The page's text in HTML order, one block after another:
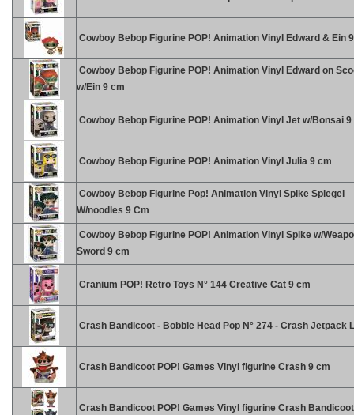
Cowboy Bebop Figurine POP! Animation Vinyl Edward & Ein
Cowboy Bebop Figurine POP! Animation Vinyl Edward on
w/Ein 9 cm
Cowboy Bebop Figurine POP! Animation Vinyl Jet w/Bonsai 9
Cowboy Bebop Figurine POP! Animation Vinyl Julia 9 cm
Cowboy Bebop Figurine Pop! Animation Vinyl Spike Spiegel
W/noodles 9 Cm
Cowboy Bebop Figurine POP! Animation Vinyl Spike w/
Sword 9 cm
Cranium POP! Retro Toys N° 144 Creative Cat 9 cm
Crash Bandicoot - Bobble Head Pop N° 274 - Crash Jetpack
Crash Bandicoot POP! Games Vinyl figurine Crash 9 cm
Crash Bandicoot POP! Games Vinyl figurine Crash